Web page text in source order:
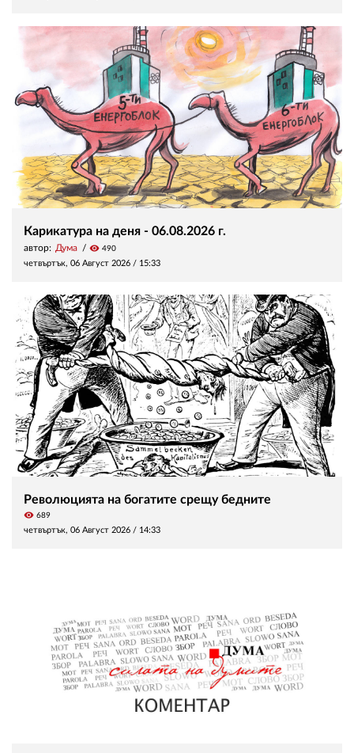
Карикатура на деня - 06.08.2026 г.
автор: Дума visibility 490
четвъртък, 06 Август 2026 / 15:33
Революцията на богатите срещу бедните
visibility 689
четвъртък, 06 Август 2026 / 14:33